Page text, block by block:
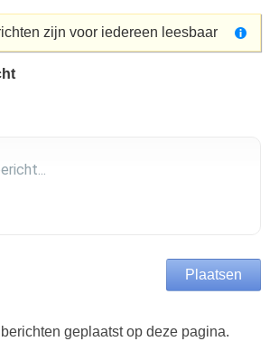
zijn voor iedereen leesbaar
geplaatst op deze pagina.